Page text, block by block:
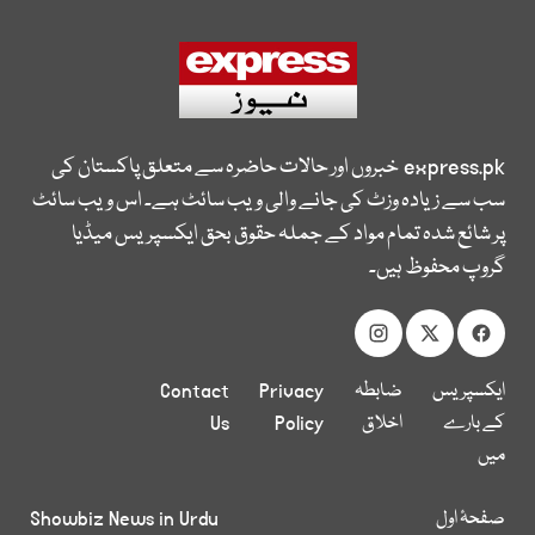
express.pkخبروں اور حالات حاضرہ سے متعلق پاکستان کی
سب سے زیادہ وزٹ کی جانے والی ویب سائٹ ہے۔ اس ویب سائٹ
پر شائع شدہ تمام مواد کے جملہ حقوق بحق ایکسپریس میڈیا
گروپ محفوظ ہیں۔
ایکسپریس
کے بارے
میں
ضابطہ
اخلاق
Privacy
Policy
Contact
Us
صفحۂ اول Showbiz News in Urdu